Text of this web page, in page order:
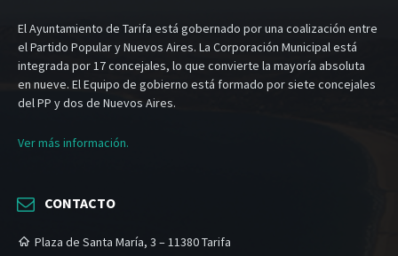
El Ayuntamiento de Tarifa está gobernado por una coalización entre
el Partido Popular y Nuevos Aires. La Corporación Municipal está
integrada por 17 concejales, lo que convierte la mayoría absoluta
en nueve. El Equipo de gobierno está formado por siete concejales
del PP y dos de Nuevos Aires.
Ver más información.
CONTACTO
Plaza de Santa María, 3 – 11380 Tarifa